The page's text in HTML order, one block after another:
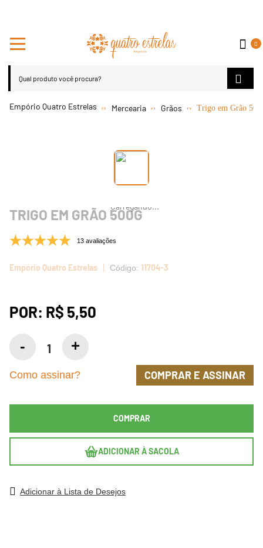
0
Mercearia Grãos Trigo em Grão
TRIGO EM GRÃO 500G
13 avaliações
Empório Quatro Estrelas 11704-3
POR: R$ 5,50
COMPRAR
ADICIONAR À SACOLA
Como assinar? COMPRAR E ASSINAR
Adicionar à Lista de Desejos